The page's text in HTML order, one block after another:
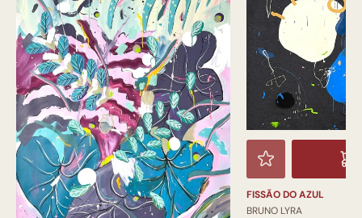
FISSÃO DO AZUL
BRUNO LYRA